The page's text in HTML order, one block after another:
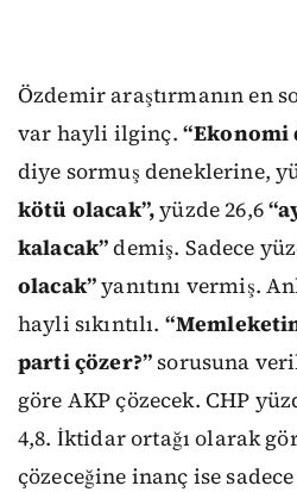
Özdemir araştırmanın en
var hayli ilginç. “Ekonomi
diye sormuş deneklerine,
kötü olacak”,yüzde 26,6
kalacak”demiş. Sadece
olacak”yanıtını vermiş.
hayli sıkıntılı.
parti çözer?”sorusuna
göre AKP çözecek. CHP
4,8. İktidar ortağı olarak
çözeceğine inanç ise